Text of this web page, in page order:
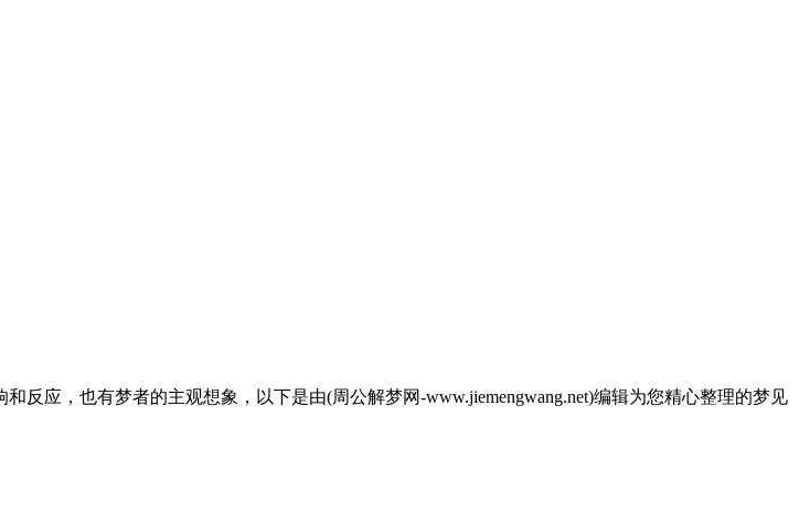
反应，也有梦者的主观想象，以下是由(周公解梦网-www.jiemengwang.net)编辑为您精心整理的梦见